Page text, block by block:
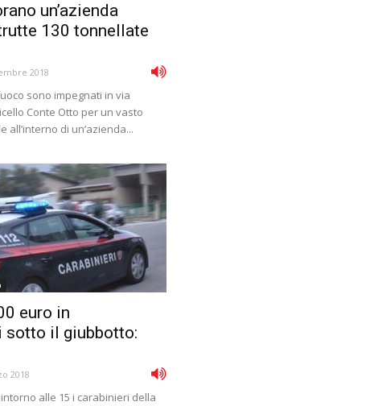
un’azienda
130 tonnellate
2018
sono impegnati in via
Conte Otto per un vasto
all’interno di un’azienda...
euro in
sotto il giubbotto:
2018
alle 15 i carabinieri della